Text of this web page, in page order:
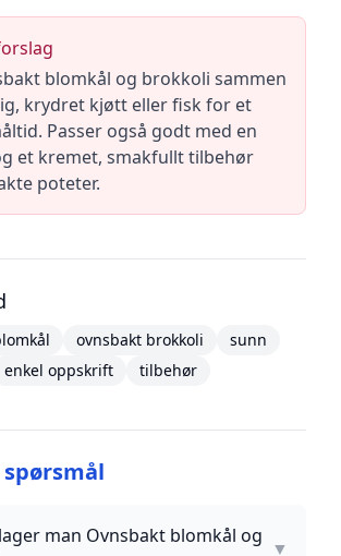
blomkål og brokkoli sammen
krydret kjøtt eller fisk for et
Passer også godt med en
et kremet, smakfullt tilbehør
poteter.
ovnsbakt brokkoli
sunn
enkel oppskrift tilbehør
man Ovnsbakt blomkål og
▼